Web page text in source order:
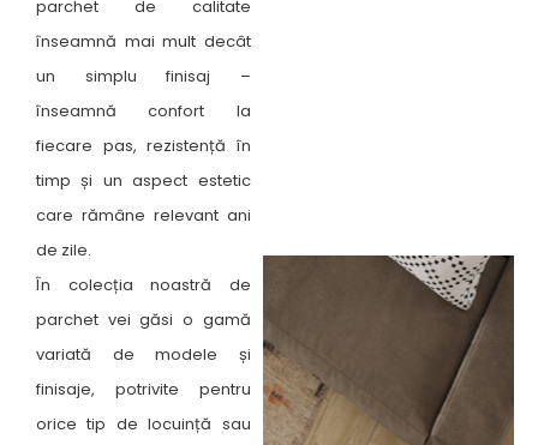
parchet de calitate
înseamnă mai mult decât
un simplu finisaj –
înseamnă confort la
fiecare pas, rezistență în
timp și un aspect estetic
care rămâne relevant ani
de zile.
În colecția noastră de
parchet vei găsi o gamă
variată de modele și
finisaje, potrivite pentru
orice tip de locuință sau